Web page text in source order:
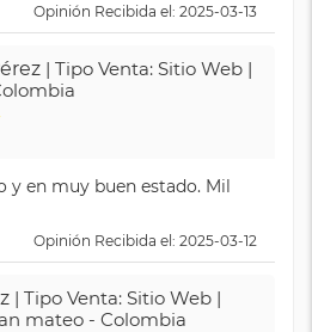
Opinión Recibida el: 2025-03-13
| Tipo Venta: Sitio Web |
y en muy buen estado. Mil
Opinión Recibida el: 2025-03-12
| Tipo Venta: Sitio Web |
mateo - Colombia